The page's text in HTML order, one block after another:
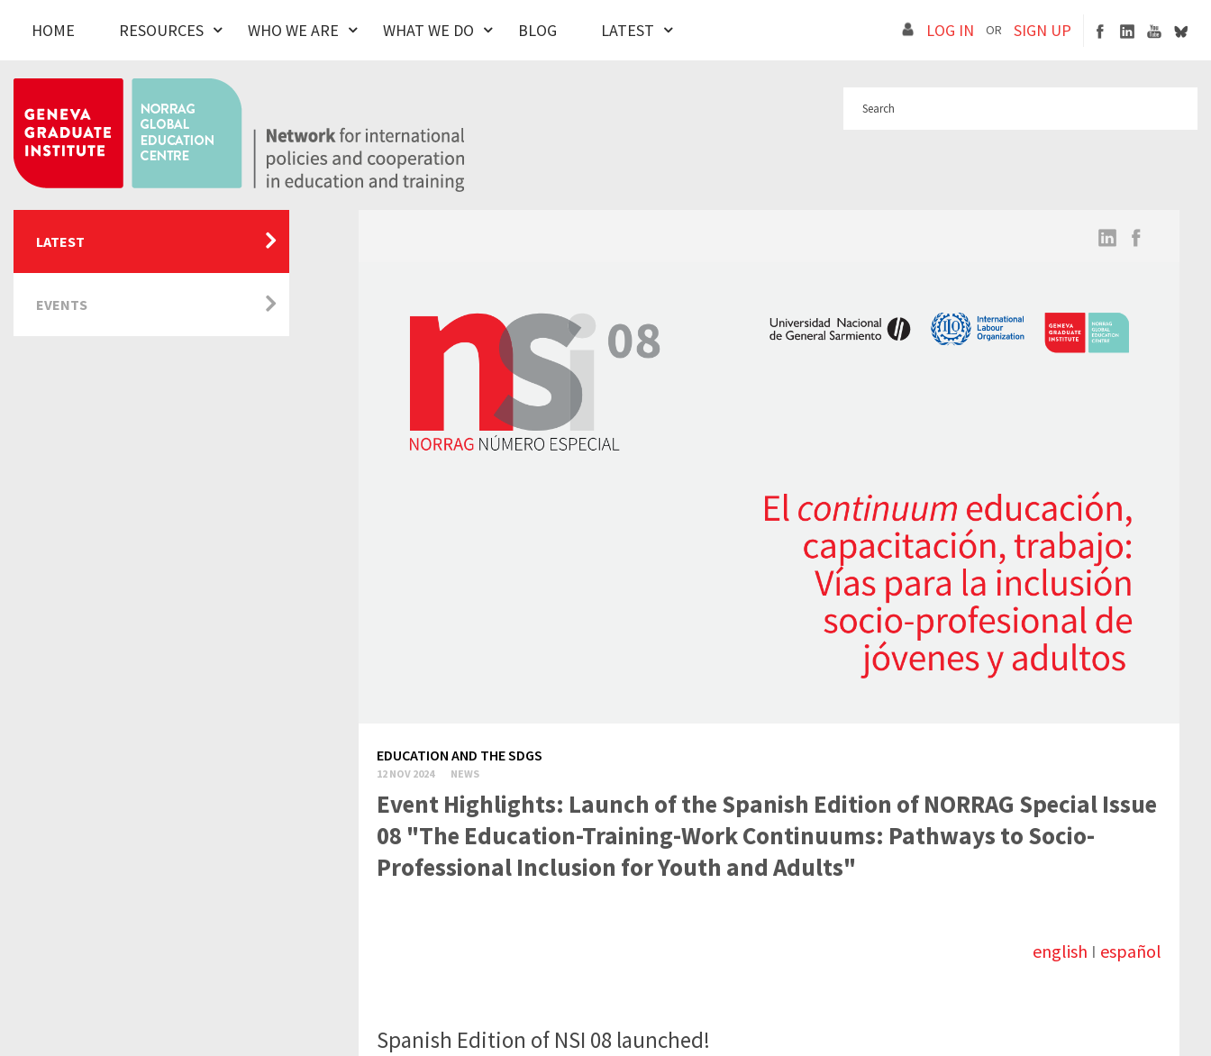
HOME RESOURCES WHO WE ARE WHAT WE DO BLOG LATEST LOG IN OR SIGN UP
EDUCATION AND THE SDGS
12 NOV 2024 NEWS
Event Highlights: Launch of the Spanish Edition of NORRAG Special Issue
08 "The Education-Training-Work Continuums: Pathways to Socio-
Professional Inclusion for Youth and Adults"
english I español
Spanish Edition of NSI 08 launched!
LATEST
EVENTS